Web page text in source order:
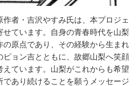
作者・吉沢やすみ氏は、本プロジェ
せています。自身の青春時代を山梨
の原点であり、その経験から生まれ
ピョン吉とともに、故郷山梨へ笑顔
えています。山梨がこれからも希望
であり続けることを願うメッセージ